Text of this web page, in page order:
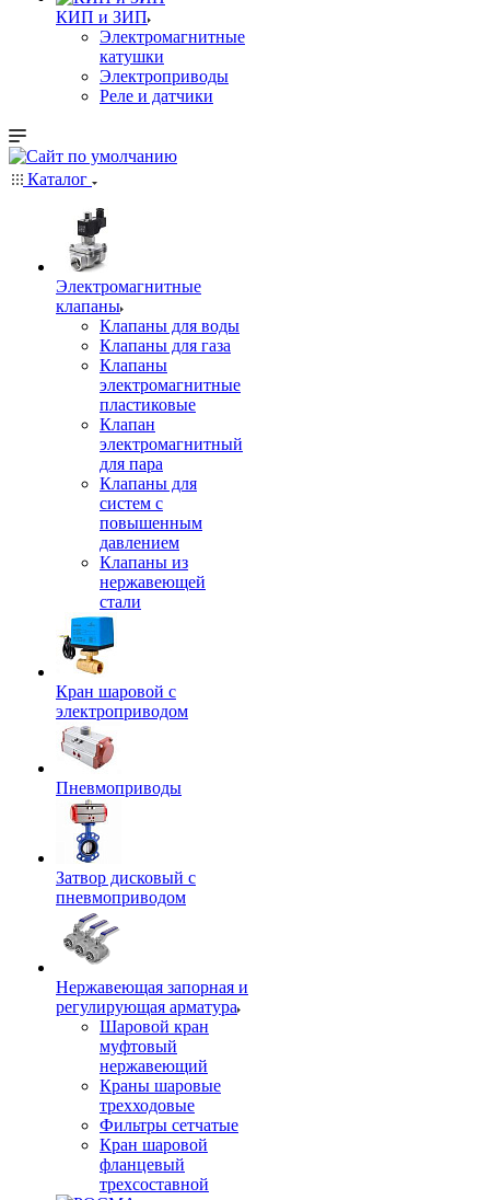
КИП и ЗИП
Электромагнитные
катушки
Электроприводы
Реле и датчики
Каталог
Электромагнитные
клапаны
Клапаны для воды
Клапаны для газа
Клапаны
электромагнитные
пластиковые
Клапан
электромагнитный
для пара
Клапаны для
систем с
повышенным
давлением
Клапаны из
нержавеющей
стали
Кран шаровой с
электроприводом
Пневмоприводы
Затвор дисковый с
пневмоприводом
Нержавеющая запорная и
регулирующая арматура
Шаровой кран
муфтовый
нержавеющий
Краны шаровые
трехходовые
Фильтры сетчатые
Кран шаровой
фланцевый
трехсоставной